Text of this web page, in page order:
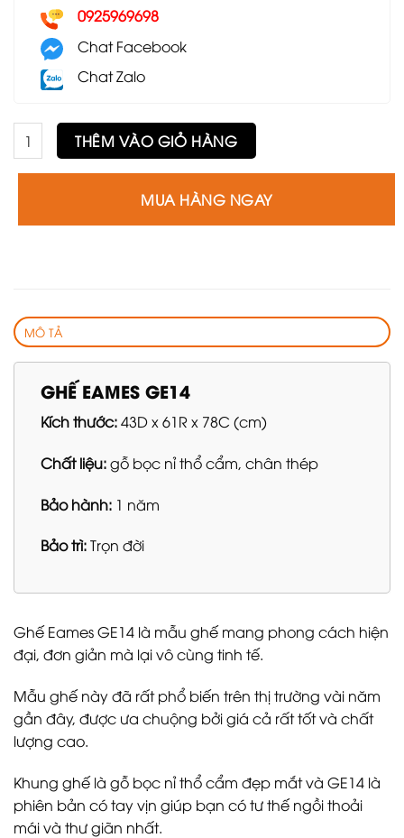
0925969698
Chat Facebook
Chat Zalo
Ghế Eames GE14 số lượng
THÊM VÀO GIỎ HÀNG
MUA HÀNG NGAY
MÔ TẢ
GHẾ EAMES GE14
Kích thước:43D x 61R x 78C (cm)
Chất liệu:gỗ bọc nỉ thổ cẩm, chân thép
Bảo hành: 1 năm
Bảo trì:Trọn đời
Ghế Eames GE14 là mẫu ghế mang phong cách hiện
đại, đơn giản mà lại vô cùng tinh tế.
Mẫu ghế này đã rất phổ biến trên thị trường vài năm
gần đây, được ưa chuộng bởi giá cả rất tốt và chất
lượng cao.
Khung ghế là gỗ bọc nỉ thổ cẩm đẹp mắt và GE14 là
phiên bản có tay vịn giúp bạn có tư thế ngồi thoải
mái và thư giãn nhất.